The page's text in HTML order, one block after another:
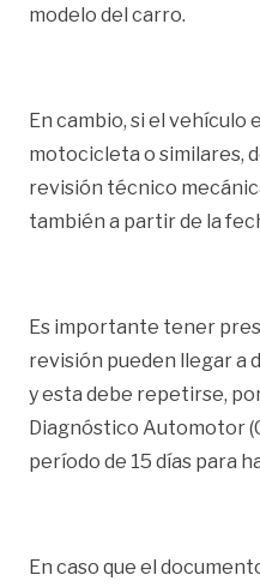
modelo del carro.
En cambio, si el vehículo
motocicleta o similares,
revisión técnico
también a partir de la
Es importante tener
revisión pueden llegar a
y esta debe repetirse,
Diagnóstico Automotor
período de 15 días para
En caso que el